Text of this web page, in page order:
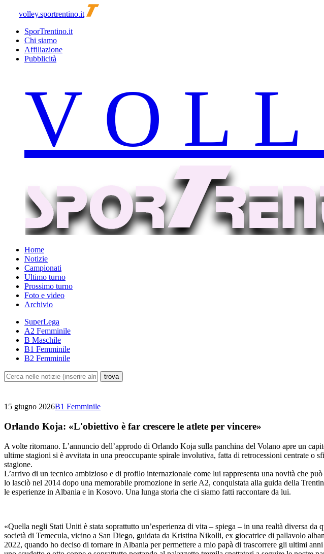
volley.sportrentino.it
SporTrentino.it
Chi siamo
Affiliazione
Pubblicità
Home
Notizie
Campionati
Ultimo turno
Prossimo turno
Foto e video
Archivio
SuperLega
A2 Femminile
B Maschile
B1 Femminile
B2 Femminile
15 giugno 2026B1 Femminile
Orlando Koja: «L'obiettivo è far crescere le atlete per vincere»
A volte ritornano. L’annuncio dell’approdo di Orlando Koja sulla panchina del Volano apre un
ultime stagioni si è avvitata in una preoccupante spirale involutiva, fatta di retrocessioni centrate o
stagione.
L’arrivo di un tecnico ambizioso e di profilo internazionale come lui rappresenta una novità che
lo lasciò nel 2014 dopo una memorabile promozione in serie A2, conquistata alla guida della
le esperienze in Albania e in Kosovo. Una lunga storia che ci siamo fatti raccontare da lui.
«Quella negli Stati Uniti è stata soprattutto un’esperienza di vita – spiega – in una realtà diversa
società di Temecula, vicino a San Diego, guidata da Kristina Nikolli, ex giocatrice di pallavolo
2022, quando ho deciso di tornare in Albania per permettere a mio papà di trascorrere gli ultimi